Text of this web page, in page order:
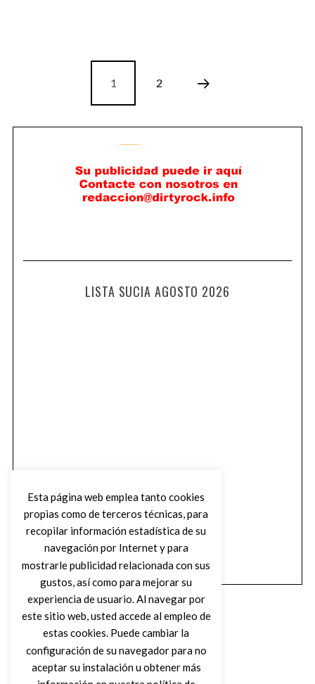
1 2
LISTA SUCIA AGOSTO 2026
Esta página web emplea tanto cookies
propias como de terceros técnicas, para
recopilar información estadística de su
navegación por Internet y para
mostrarle publicidad relacionada con sus
gustos, así como para mejorar su
experiencia de usuario. Al navegar por
este sitio web, usted accede al empleo de
estas cookies. Puede cambiar la
configuración de su navegador para no
aceptar su instalación u obtener más